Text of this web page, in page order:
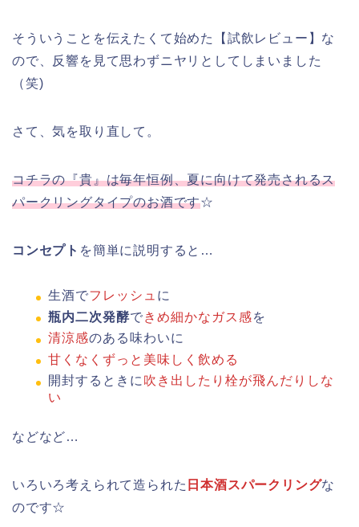
そういうことを伝えたくて始めた【試飲レビュー】な
ので、反響を見て思わずニヤリとしてしまいました
（笑)
さて、気を取り直して。
コチラの『貴』は毎年恒例、夏に向けて発売されるス
パークリングタイプのお酒です☆
コンセプト を簡単に説明すると…
生酒でフレッシュ に
瓶内二次発酵できめ細かなガス感を
清涼感のある味わいに
甘くなくずっと美味しく飲める
開封するときに吹き出したり栓が飛んだりしな
い
などなど…
いろいろ考えられて造られた 日本酒スパークリングな
のです☆